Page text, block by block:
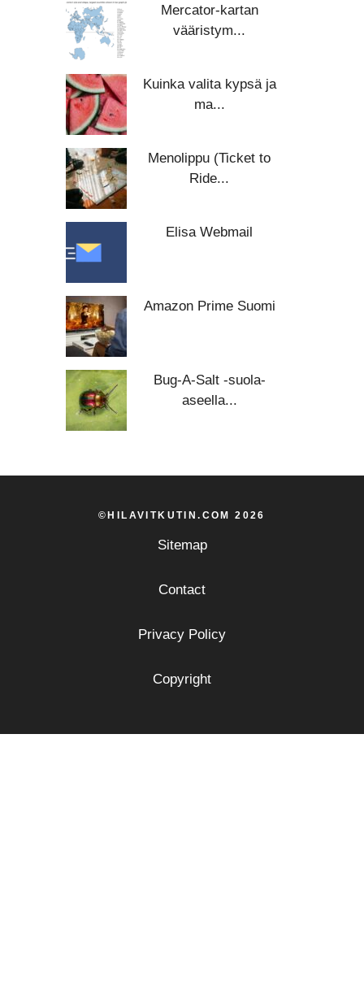
Mercator-kartan
vääristym...
Kuinka valita kypsä ja
ma...
Menolippu (Ticket to
Ride...
Elisa Webmail
Amazon Prime Suomi
Bug-A-Salt -suola-
aseella...
©HILAVITKUTIN.COM 2026
Sitemap
Contact
Privacy Policy
Copyright